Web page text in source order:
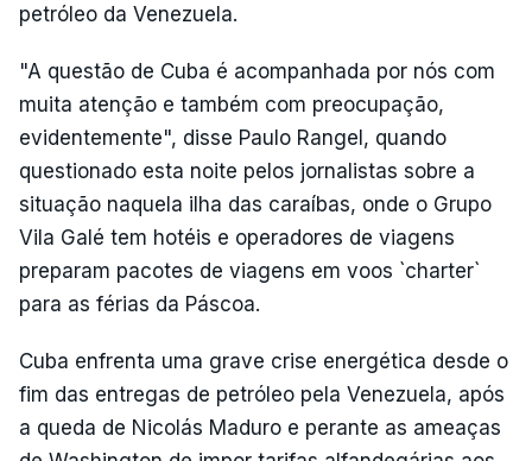
petróleo da Venezuela.
"A questão de Cuba é acompanhada por nós com
muita atenção e também com preocupação,
evidentemente", disse Paulo Rangel, quando
questionado esta noite pelos jornalistas sobre a
situação naquela ilha das caraíbas, onde o Grupo
Vila Galé tem hotéis e operadores de viagens
preparam pacotes de viagens em voos `charter`
para as férias da Páscoa.
Cuba enfrenta uma grave crise energética desde o
fim das entregas de petróleo pela Venezuela, após
a queda de Nicolás Maduro e perante as ameaças